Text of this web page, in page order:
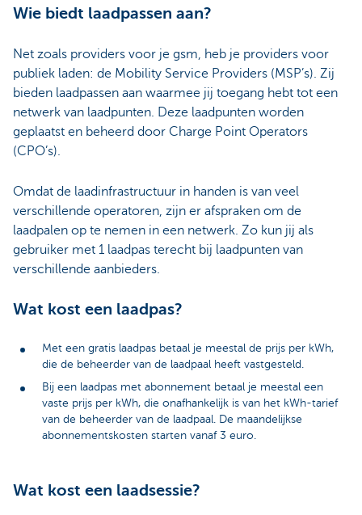
Wie biedt laadpassen aan?
Net zoals providers voor je gsm, heb je providers voor
publiek laden: de Mobility Service Providers (MSP’s). Zij
bieden laadpassen aan waarmee jij toegang hebt tot een
netwerk van laadpunten. Deze laadpunten worden
geplaatst en beheerd door Charge Point Operators
(CPO’s).
Omdat de laadinfrastructuur in handen is van veel
verschillende operatoren, zijn er afspraken om de
laadpalen op te nemen in een netwerk. Zo kun jij als
gebruiker met 1 laadpas terecht bij laadpunten van
verschillende aanbieders.
Wat kost een laadpas?
Met een gratis laadpas betaal je meestal de prijs per kWh,
die de beheerder van de laadpaal heeft vastgesteld.
Bij een laadpas met abonnement betaal je meestal een
vaste prijs per kWh, die onafhankelijk is van het kWh-tarief
van de beheerder van de laadpaal. De maandelijkse
abonnementskosten starten vanaf 3 euro.
Wat kost een laadsessie?